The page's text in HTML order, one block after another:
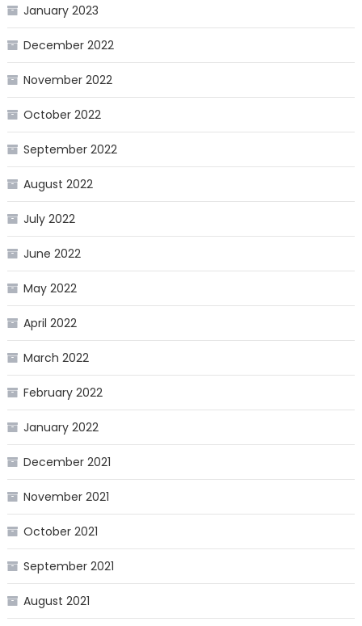
January 2023
December 2022
November 2022
October 2022
September 2022
August 2022
July 2022
June 2022
May 2022
April 2022
March 2022
February 2022
January 2022
December 2021
November 2021
October 2021
September 2021
August 2021